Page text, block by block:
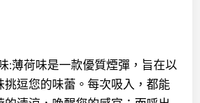
:薄荷味是一款優質煙彈，旨在以
挑逗您的味蕾。每次吸入，都能